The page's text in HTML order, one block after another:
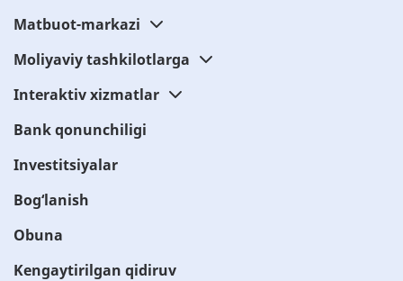
Matbuot-markazi
Moliyaviy tashkilotlarga
Interaktiv xizmatlar
Bank qonunchiligi
Investitsiyalar
Bog‘lanish
Obuna
Kengaytirilgan qidiruv